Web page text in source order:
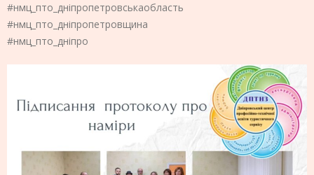
#нмц_пто_дніпропетровськаобласть
#нмц_пто_дніпропетровщина
#нмц_пто_дніпро